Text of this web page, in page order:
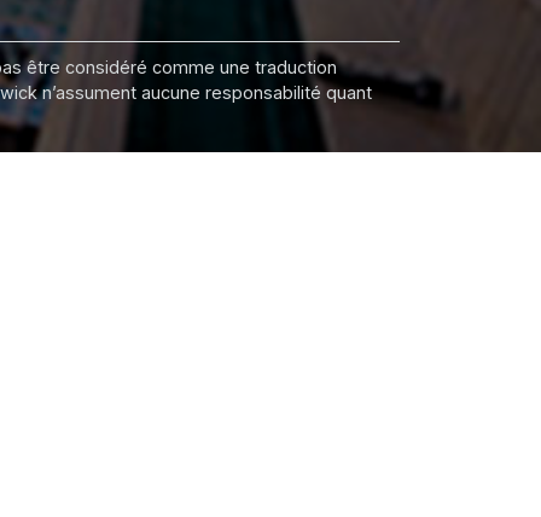
être considéré comme une traduction
n’assument aucune responsabilité quant